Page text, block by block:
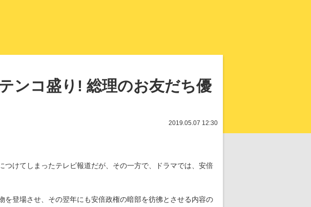
ンコ盛り! 総理のお友だち優
2019.05.07 12:30
つけてしまったテレビ報道だが、その一方で、ドラマでは、安倍
を登場させ、その翌年にも安倍政権の暗部を彷彿とさせる内容の